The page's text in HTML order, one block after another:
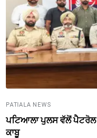
PATIALA NEWS
ਪਟਿਆਲਾ ਪੁਲਸ ਵੱਲੋਂ ਪੈਟਰੋਲ
ਕਾਬੂ